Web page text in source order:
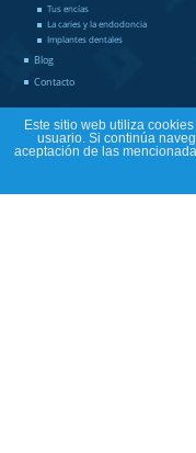
Tus encías
La caries y la endodoncia
Implantes dentales
Blog
Contacto
Este sitio web utiliza
usuario. Si continúa
aceptación de las